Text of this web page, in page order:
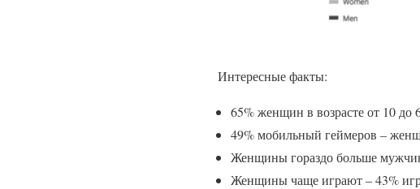
Интересные факты:
65% женщин в возрасте от 10
49% мобильный геймеров –
Женщины гораздо больше
Женщины чаще играют – 43%